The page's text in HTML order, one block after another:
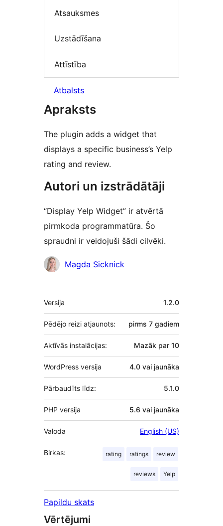
Atsauksmes
Uzstādīšana
Attīstība
Atbalsts
Apraksts
The plugin adds a widget that
displays a specific business’s Yelp
rating and review.
Autori un izstrādātāji
“Display Yelp Widget” ir atvērtā
pirmkoda programmatūra. Šo
spraudni ir veidojuši šādi cilvēki.
Līdzdalībnieki
Magda Sicknick
Meta
Versija 1.2.0
Pēdējo reizi atjaunots: pirms 7 gadiem
Aktīvās instalācijas: Mazāk par 10
WordPress versija 4.0 vai jaunāka
Pārbaudīts līdz: 5.1.0
PHP versija 5.6 vai jaunāka
Valoda English (US)
Birkas: rating ratings review
reviews Yelp
Papildu skats
Vērtējumi